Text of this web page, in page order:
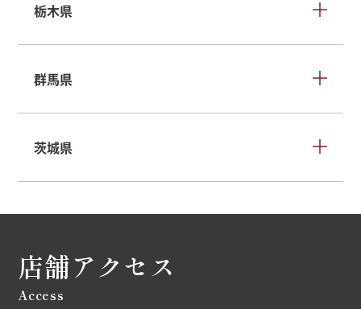
栃木県
群馬県
茨城県
店舗アクセス
Access